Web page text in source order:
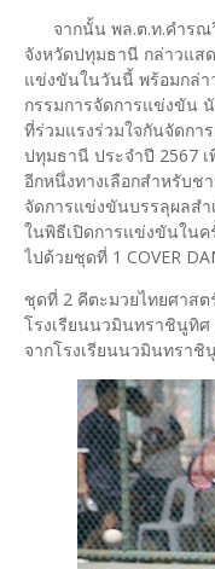
จากนั้น พล.ต.ท.คำรณวิ
จังหวัดปทุมธานี กล่าวแส
แข่งขันในวันนี้ พร้อมกล่
กรรมการจัดการแข่งขัน
ที่ร่วมแรงร่วมใจกันจัดก
ปทุมธานี ประจำปี 2567
อีกหนึ่งทางเลือกสำหรับ
จัดการแข่งขันบรรลุผลสำ
ในพิธีเปิดการแข่งขันในค
ไปด้วยชุดที่ 1 COVER
ชุดที่ 2 คีตะมวยไทยศาส
โรงเรียนนวมินทราชินูทิ
จากโรงเรียนนวมินทรา